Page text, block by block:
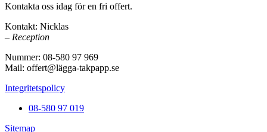
Kontakta oss idag för en fri offert.
Kontakt: Nicklas
– Reception
Nummer: 08-580 97 969
Mail: offert@lägga-takpapp.se
Integritetspolicy
08-580 97 019
Sitemap